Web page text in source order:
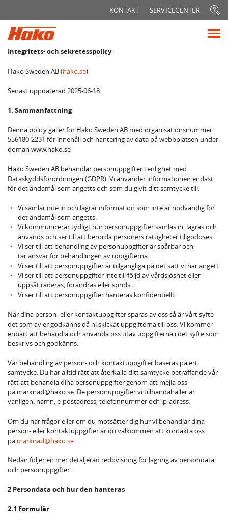
KONTAKT SERVICECENTER
Integritets- och sekretesspolicy
Hako Sweden AB (hako.se)
Senast uppdaterad 2025-06-18
1. Sammanfattning
Denna policy gäller för Hako Sweden AB med organisationsnummer
556180-2231 för innehåll och hantering av data på webbplatsen under
domän www.hako.se
Hako Sweden AB behandlar personuppgifter i enlighet med
Dataskyddsförordningen (GDPR). Vi använder informationen endast
för det ändamål som angetts och som du givit ditt samtycke till.
Vi samlar inte in och lagrar information som inte är nödvändig för
det ändamål som angetts.
Vi kommunicerar tydligt hur personuppgifter samlas in, lagras och
används och ser till att berörda personers rättigheter tillgodoses.
Vi ser till att behandling av personuppgifter är spårbar och
tar ansvar för behandlingen av uppgifterna.
Vi ser till att personuppgifter är tillgängliga på det sätt vi har angett.
Vi ser till att personuppgifter inte till följd av vårdslöshet eller
uppsåt raderas, förändras eller sprids.
Vi ser till att personuppgifter hanteras konfidentiellt.
När dina person- eller kontaktuppgifter sparas av oss så är vårt syfte
det som av er godkänns då ni skickat uppgifterna till oss. Vi kommer
enbart att behandla och använda oss utav uppgifterna i det syfte som
beskrivs och godkänns.
Vår behandling av person- och kontaktuppgifter baseras på ert
samtycke. Du har alltid rätt att återkalla ditt samtycke beträffande vår
rätt att behandla dina personuppgifter genom att mejla oss
på marknad@hako.se. De personuppgifter vi tillhandahåller är
vanligen: namn, e-postadress, telefonnummer och ip-adress.
Om du har frågor eller om du motsätter dig hur vi behandlar dina
person- eller kontaktuppgifter är du välkommen att kontakta oss
på marknad@hako.se
Nedan följer en mer detaljerad redovisning för lagring av persondata
och personuppgifter.
2 Persondata och hur den hanteras
2.1 Formulär